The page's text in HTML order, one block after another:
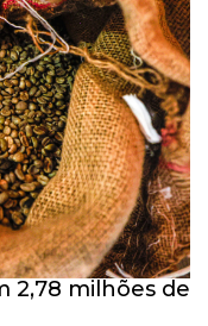
2,78 milhões de